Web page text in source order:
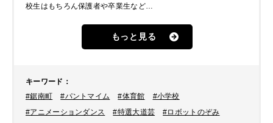
校生はもちろん保護者や卒業生など
め、子どもから大人まで楽しめる時間
にしたいとのことでした。担当者さん
アニメーションダンス
パントマイム
のロボットのぞみ
を
ご紹介しました。 ここでは3組の最
もっと見る
キーワード ：
#鋸南町
#パントマイム #体育館
#小学校
#アニメーションダンス
#特選大道芸
#ロボットのぞみ